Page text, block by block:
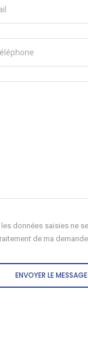
données saisies ne
de ma
ENVOYER LE MESSAGE